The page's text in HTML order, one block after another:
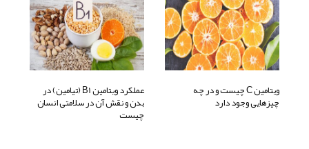
ویتامین C چیست و در چه
چیزهایی وجود دارد
عملکرد ویتامین B1 (تیامین) در
بدن و نقش آن در سلامتی انسان
چیست